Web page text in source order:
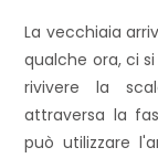
La vecchiaia
qualche ora, ci
rivivere la
attraversa la
può utilizzare